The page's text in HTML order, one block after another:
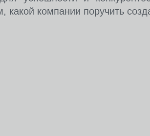
какой компании поручить